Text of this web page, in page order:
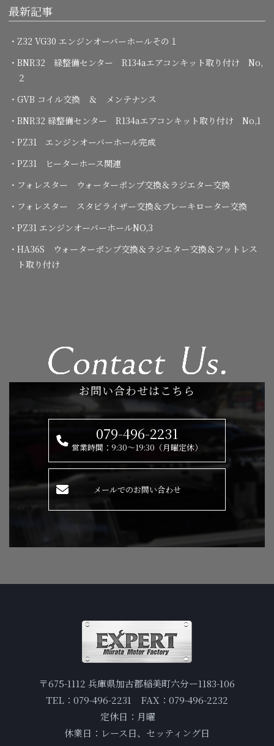
最新記事
・Z32 VG30 エンジンオーバーホールその１
・BNR32 緑整備センター R134aエアコンキット取り付け No,
２
・GVB コイル交換 ＆ メンテナンス
・BNR32 緑整備センター R134aエアコンキット取り付け No,1
・PZ31 エンジンオーバーホール完成
・PZ31 ヒーターホース関連
・フォレスター ウォーターポンプ交換＆ラジエター交換
・フォレスター スタビライザー交換＆ブレーキローター交換
・PZ31 エンジンオーバーホールNO,3
・HA36S ウォーターポンプ交換＆ラジエター交換＆フットレス
ト取り付け
お問い合わせはこちら
079-496-2231
営業時間：9:30～19:30（月曜定休）
メールでのお問い合わせ
〒675-1112 兵庫県加古郡稲美町六分ー1183-106
TEL：079-496-2231 FAX：079-496-2232
定休日：月曜
休業日：レース日、セッティング日